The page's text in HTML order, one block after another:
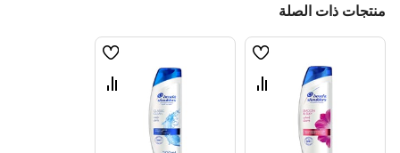
منتجات ذات الصلة
قائمة
قارن
قائمة
قارن